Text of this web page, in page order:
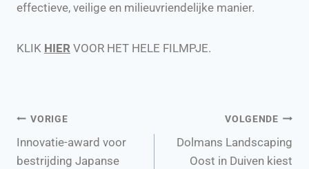
effectieve, veilige en milieuvriendelijke manier.
KLIK HIER VOOR HET HELE FILMPJE.
Bericht
navigatie
VORIGE
Innovatie-award voor
bestrijding Japanse
VOLGENDE
Dolmans Landscaping
Oost in Duiven kiest